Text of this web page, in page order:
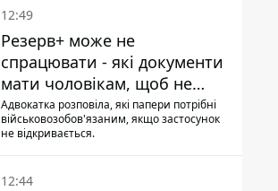
12:49
Резерв+ може не
спрацювати - які документи
мати чоловікам, щоб не
потрапити до ТЦК
Адвокатка розповіла, які папери потрібні
військовозобов'язаним, якщо застосунок
не відкривається.
12:44